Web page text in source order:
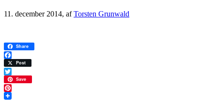
11. december 2014, afTorsten Grunwald
Share
Facebook
Post
Twitter
Save
Pinterest